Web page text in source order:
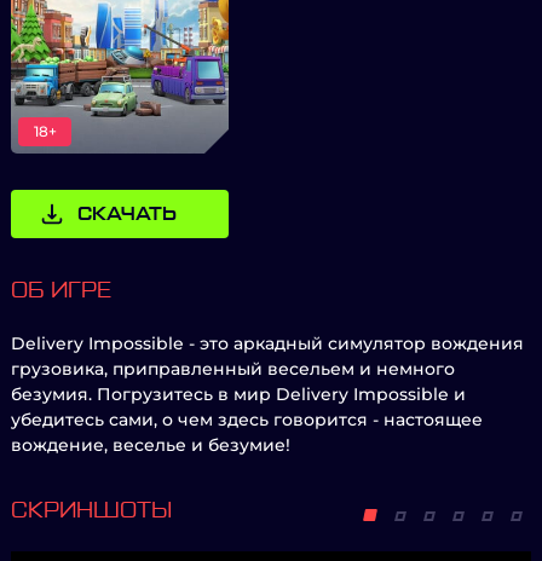
18+
СКАЧАТЬ
ОБ ИГРЕ
Delivery Impossible - это аркадный симулятор вождения
грузовика, приправленный весельем и немного
безумия. Погрузитесь в мир Delivery Impossible и
убедитесь сами, о чем здесь говорится - настоящее
вождение, веселье и безумие!
СКРИНШОТЫ